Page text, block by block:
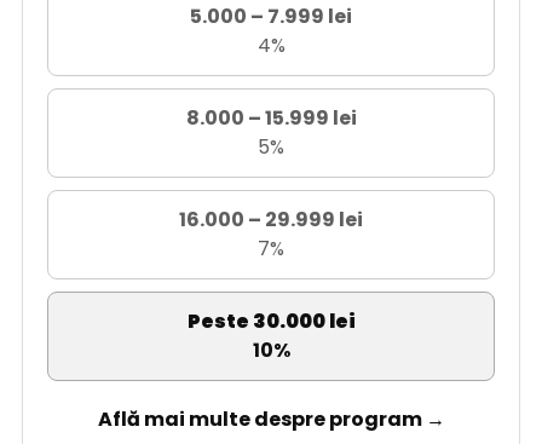
5.000 – 7.999 lei
4%
8.000 – 15.999 lei
5%
16.000 – 29.999 lei
7%
Peste 30.000 lei
10%
Află mai multe despre program →